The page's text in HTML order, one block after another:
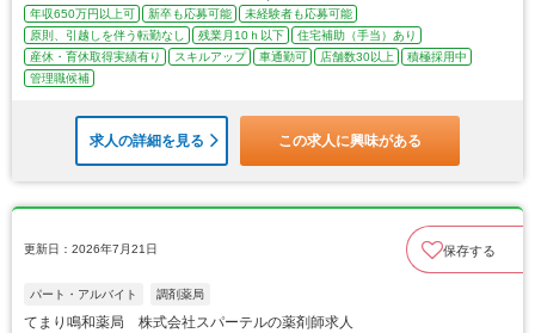
年収650万円以上可 新卒も応募可能
未経験者も応募可能
原則、引越しを伴う転勤なし
残業月10ｈ以下
住宅補助（手当）あり
産休・育休取得実績有り
スキルアップ 車通勤可 店舗数30以上
積極採用中
管理職候補
求人の詳細を見る この求人に興味がある
更新日：2026年7月21日 保存する
パート・アルバイト 調剤薬局
てまり鳴和薬局 株式会社スパーテルの薬剤師求人